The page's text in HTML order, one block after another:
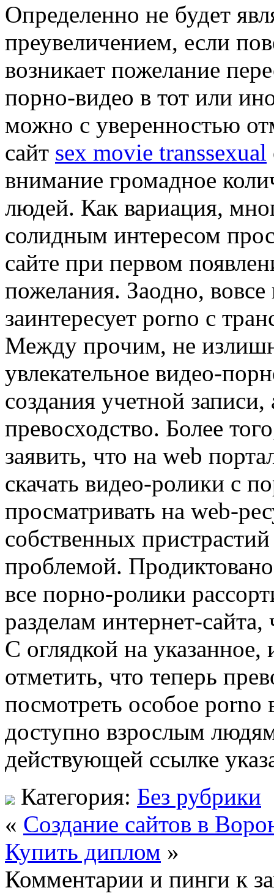
Определенно не будет
преувеличением, если
возникает пожелание
порно-видео в тот или
можно с уверенностью
сайт sex movie transsexual
внимание громадное
людей. Как вариация,
солидным интересом
сайте при первом
пожелания. Заодно,
заинтересует porno с
Между прочим, не
увлекательное видео-
создания учетной
превосходство. Более
заявить, что на web
скачать видео-ролики с
просматривать на web-
собственных
проблемой.
все порно-ролики
разделам интернет-
С оглядкой на
отметить, что теперь
посмотреть особое
доступно взрослым
действующей ссылке
Категория: Без рубрики
« Создание сайтов в
Купить диплом »
Комментарии и пинги к